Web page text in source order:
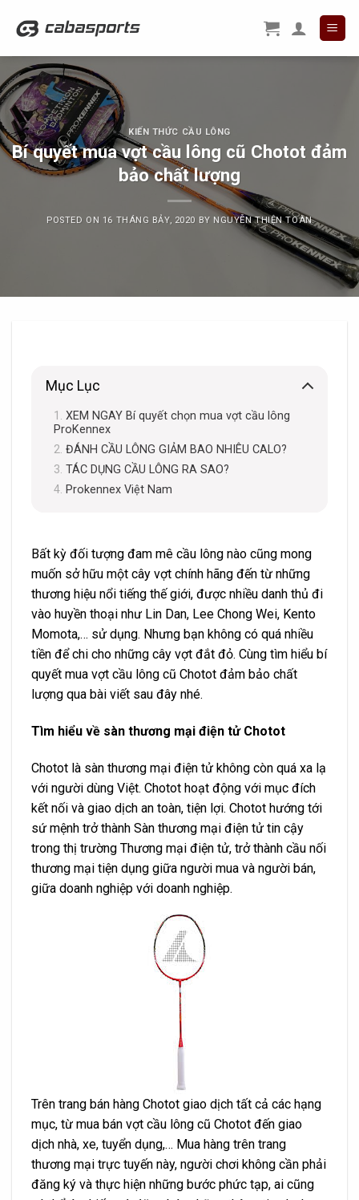
KIẾN THỨC CẦU LÔNG
Bí quyết mua vợt cầu lông cũ Chotot đảm
bảo chất lượng
POSTED ON 16 THÁNG BẢY, 2020 BY NGUYỄN THIỆN TOÀN
Mục Lục
XEM NGAY Bí quyết chọn mua vợt cầu lông
ProKennex
ĐÁNH CẦU LÔNG GIẢM BAO NHIÊU CALO?
TÁC DỤNG CẦU LÔNG RA SAO?
Prokennex Việt Nam
Bất kỳ đối tượng đam mê cầu lông nào cũng mong
muốn sở hữu một cây vợt chính hãng đến từ những
thương hiệu nổi tiếng thế giới, được nhiều danh thủ đi
vào huyền thoại như Lin Dan, Lee Chong Wei, Kento
Momota,… sử dụng. Nhưng bạn không có quá nhiều
tiền để chi cho những cây vợt đắt đỏ. Cùng tìm hiểu bí
quyết mua vợt cầu lông cũ Chotot đảm bảo chất
lượng qua bài viết sau đây nhé.
Tìm hiểu về sàn thương mại điện tử Chotot
Chotot là sàn thương mại điện tử không còn quá xa lạ
với người dùng Việt. Chotot hoạt động với mục đích
kết nối và giao dịch an toàn, tiện lợi. Chotot hướng tới
sứ mệnh trở thành Sàn thương mại điện tử tin cậy
trong thị trường Thương mại điện tử, trở thành cầu nối
thương mại tiện dụng giữa người mua và người bán,
giữa doanh nghiệp với doanh nghiệp.
Trên trang bán hàng Chotot giao dịch tất cả các hạng
mục, từ mua bán vợt cầu lông cũ Chotot đến giao
dịch nhà, xe, tuyển dụng,… Mua hàng trên trang
thương mại trực tuyến này, người chơi không cần phải
đăng ký và thực hiện những bước phức tạp, ai cũng